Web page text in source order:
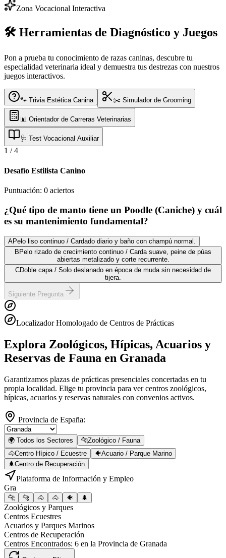
Zona Vocacional Interactiva
🛠️ Herramientas de Diagnóstico y Juegos
Pon a prueba tu conocimiento de razas caninas, descubre tu
especialidad veterinaria ideal y demuestra tus destrezas con nuestros
juegos interactivos.
🐾 Trivia Estética Canina ✂️ Simulador de Grooming
📊 Orientador de Carreras Veterinarias
🩺 Test Vocacional Auxiliar
1 /4
Desafío Estilista Canino
Puntuación: 0 aciertos
¿Qué tipo de manto tiene un Poodle (Caniche) y cuál
es su mantenimiento fundamental?
APelo liso continuo / Cardado diario y baño con champú normal.
B Pelo rizado de crecimiento continuo / Carda suave, peine de púas
abiertas metalizado y corte recurrente.
CDoble capa / Solo deslanado en época de muda sin necesidad de
tijera.
Siguiente Pregunta
Localizador Homologado de Centros de Prácticas
Explora Zoológicos, Hípicas, Acuarios y
Reservas de Fauna en Granada
Garantizamos plazas de prácticas presenciales concertadas en tu
propia localidad. Elige tu provincia para ver centros zoológicos,
hípicas, acuarios y reservas naturales con convenios activos.
Provincia de España:
🌍 Todos los Sectores 🐆Zoológico / Fauna
🐴Centro Hípico / Ecuestre 🐠Acuario / Parque Marino
🌲Centro de Recuperación
Plataforma de Información y Empleo
Gra
🐆 🐆 🐴 🐴 🐠 🌲
Zoológicos y Parques
Centros Ecuestres
Acuarios y Parques Marinos
Centros de Recuperación
Centros Encontrados: 6 en la Provincia de Granada